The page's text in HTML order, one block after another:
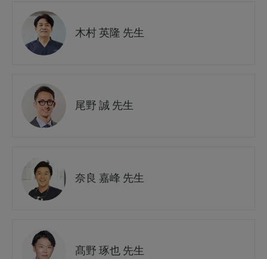
木村 英隆 先生
尾野 誠 先生
奈良 嘉峰 先生
髙野 琢也 先生